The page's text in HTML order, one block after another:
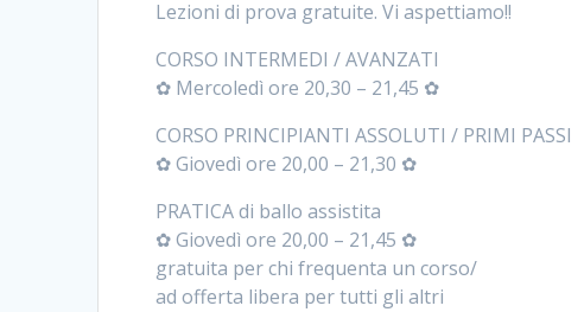
Lezioni di prova gratuite. Vi aspettiamo!!
CORSO INTERMEDI / AVANZATI
✿ Mercoledì ore 20,30 – 21,45 ✿
CORSO PRINCIPIANTI ASSOLUTI / PRIMI PASSI
✿ Giovedì ore 20,00 – 21,30 ✿
PRATICA di ballo assistita
✿ Giovedì ore 20,00 – 21,45 ✿
gratuita per chi frequenta un corso/
ad offerta libera per tutti gli altri